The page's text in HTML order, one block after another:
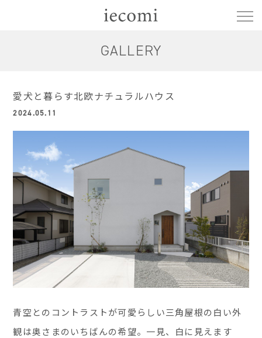
GALLERY
愛犬と暮らす北欧ナチュラルハウス
2024.05.11
青空とのコントラストが可愛らしい三角屋根の白い外
観は奥さまのいちばんの希望。一見、白に見えます